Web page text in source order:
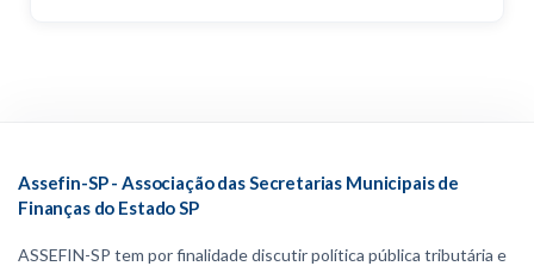
Assefin-SP - Associação das Secretarias Municipais de
Finanças do Estado SP
ASSEFIN-SP tem por finalidade discutir política pública tributária e